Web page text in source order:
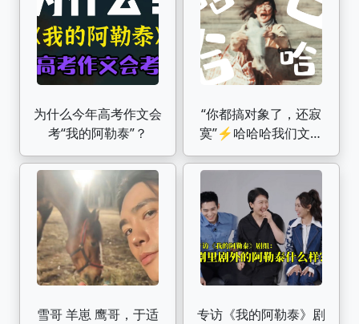
为什么今年高考作文会
考“我的阿勒泰”？
“你都搞对象了，还寂
寞”⚡️哈哈哈我们文秀
谈个恋爱真的很不容
易!!!这部简直全员喜剧
人《我的阿勒泰》欢乐
向
雪哥 羊崽 鹰哥，于适
专访《我的阿勒泰》剧